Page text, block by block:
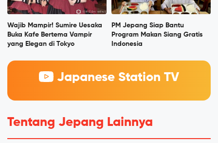
Wajib Mampir! Sumire Uesaka
Buka Kafe Bertema Vampir
yang Elegan di Tokyo
PM Jepang Siap Bantu
Program Makan Siang Gratis
Indonesia
Japanese Station TV
Tentang Jepang Lainnya